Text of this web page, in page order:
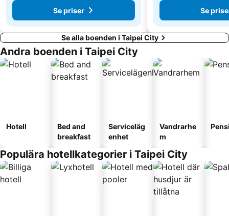
Se priser
Se
Se alla boenden i Taipei City
Andra boenden i Taipei City
Hotell
Bed and
breakfast
Serviceläg
enhet
Vandrarhe
m
Populära hotellkategorier i Taipei City